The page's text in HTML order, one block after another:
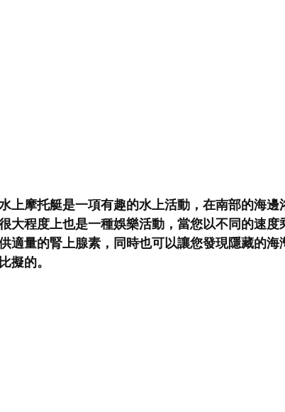
上摩托艇是一項有趣的水上活動，在南部的海
大程度上也是一種娛樂活動，當您以不同的速度
適量的腎上腺素，同時也可以讓您發現隱藏的
擬的。